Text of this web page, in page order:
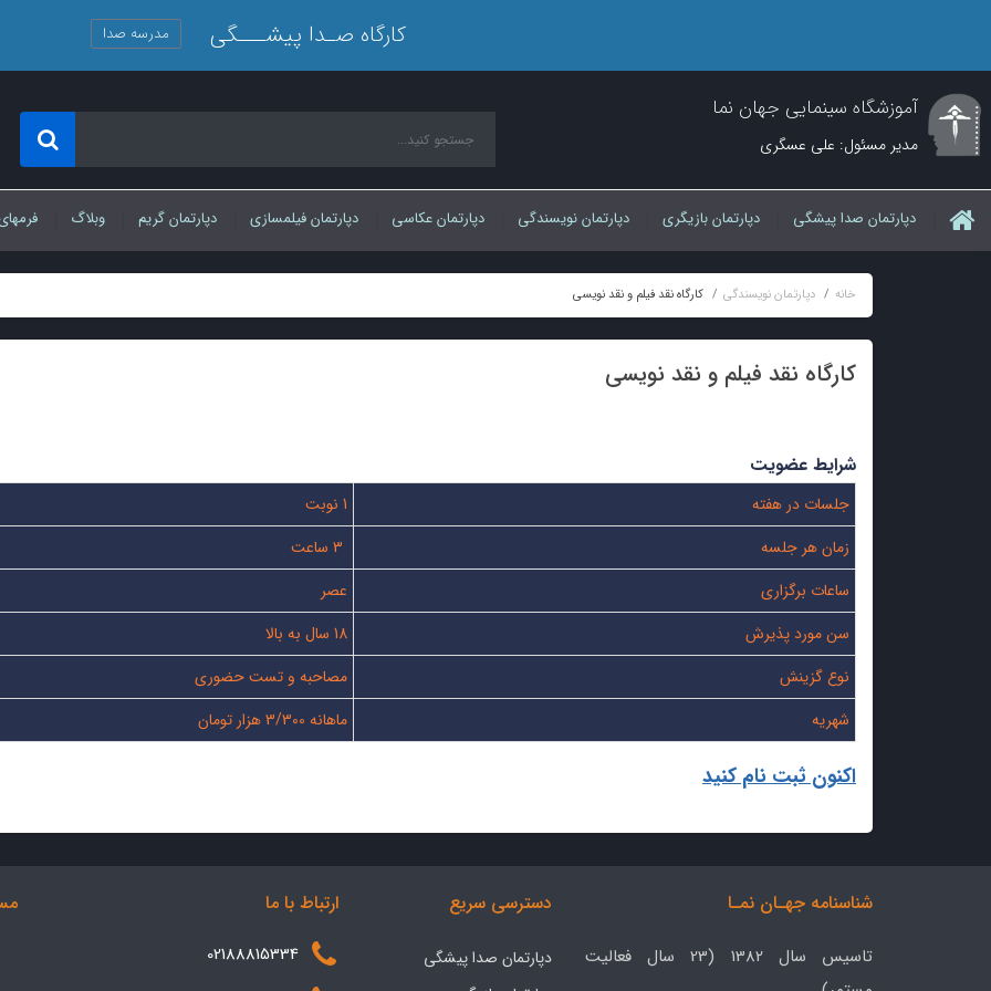
کارگاه صـدا پیشـــگی مدرسه صدا
آموزشگاه سینمایی جهان نما
مدیر مسئول: علی عسگری
دپارتمان صدا پیشگی دپارتمان بازیگری دپارتمان نویسندگی دپارتمان عکاسی دپارتمان فیلمسازی دپارتمان گریم وبلاگ
خانه دپارتمان نویسندگی کارگاه نقد فیلم و نقد نویسی
کارگاه نقد فیلم و نقد نویسی
شرایط عضویت
جلسات در هفته
1 نوبت
زمان هر جلسه
ساعات برگزاری
عصر
سن مورد پذیرش
18 سال به بالا
نوع گزینش
مصاحبه و تست حضوری
شهریه
ماهانه 3/300 هزار تومان
اکنون ثبت نام کنید
شناسنامه جهـان نمـا
تاسیس سال 1382 (23 سال فعالیت
دسترسی سریع
دپارتمان صدا پیشگی
ارتباط با ما
02188815334